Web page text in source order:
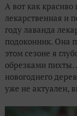
А вот как
лекарственная и
году лаванда
подоконник. Она
этом сезоне я
обрезками
новогоднего
уже не актуален,